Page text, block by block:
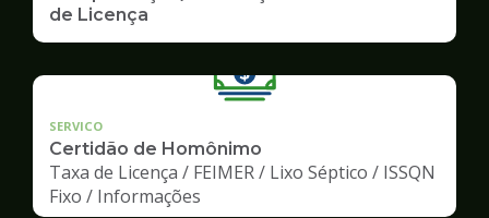
de Licença
SERVICO
Certidão de Homônimo
Taxa de Licença / FEIMER / Lixo Séptico / ISSQN
Fixo / Informações